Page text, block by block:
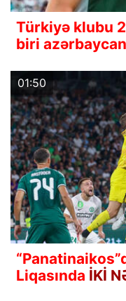
Türkiyə klubu
biri
01:50
Liqasında İKİ